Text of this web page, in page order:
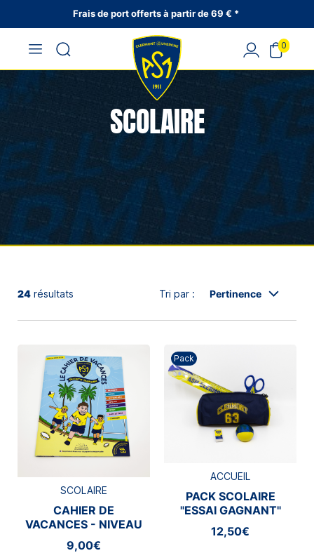
Frais de port offerts à partir de 69 € *
SCOLAIRE
24 résultats Tri par : Pertinence
SCOLAIRE
CAHIER DE
VACANCES - NIVEAU
CE1/CE2
9,00€
Pack
ACCUEIL
PACK SCOLAIRE
"ESSAI GAGNANT"
12,50€
0